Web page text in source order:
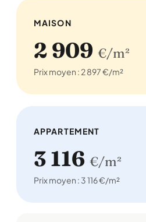
MAISON
2 909 €/m²
Prix moyen : 2 897 €/m²
APPARTEMENT
3 116 €/m²
Prix moyen : 3 116 €/m²